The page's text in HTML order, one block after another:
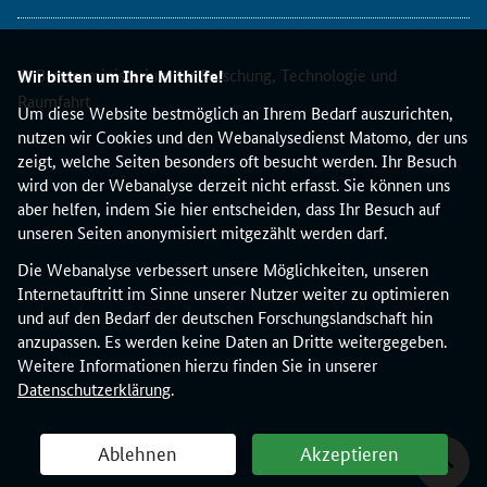
Wir bitten um Ihre Mithilfe!
Um diese Website bestmöglich an Ihrem Bedarf auszurichten,
nutzen wir Cookies und den Webanalysedienst Matomo, der uns
zeigt, welche Seiten besonders oft besucht werden. Ihr Besuch
wird von der Webanalyse derzeit nicht erfasst. Sie können uns
aber helfen, indem Sie hier entscheiden, dass Ihr Besuch auf
unseren Seiten anonymisiert mitgezählt werden darf.
Die Webanalyse verbessert unsere Möglichkeiten, unseren
Internetauftritt im Sinne unserer Nutzer weiter zu optimieren
und auf den Bedarf der deutschen Forschungslandschaft hin
anzupassen. Es werden keine Daten an Dritte weitergegeben.
Weitere Informationen hierzu finden Sie in unserer
Datenschutzerklärung.
Ablehnen Akzeptieren
r
e
v
e
r
ö
f
f
e
n
t
l
i
c
h
© Bundesministerium für Forschung, Technologie und
Raumfahrt